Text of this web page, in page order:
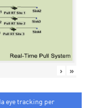
› »
eye tracking per